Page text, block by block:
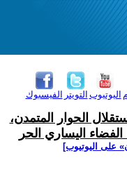
الفيسبوك التويتر اليوتيوب
الحوار المتمدن،
اليساري الحر
على اليوتيوب]